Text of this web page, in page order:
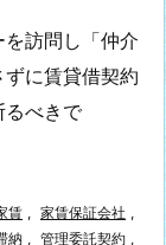
訪問し「仲介
に賃貸借契約
るべきで
賃 , 家賃保証会社 ,
納 , 管理委託契約 ,